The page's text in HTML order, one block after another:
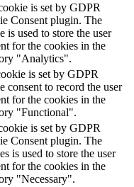
is set by GDPR
Consent plugin. The
is used to store the user
for the cookies in the
"Analytics".
is set by GDPR
consent to record the user
for the cookies in the
"Functional".
is set by GDPR
Consent plugin. The
is used to store the user
for the cookies in the
"Necessary".